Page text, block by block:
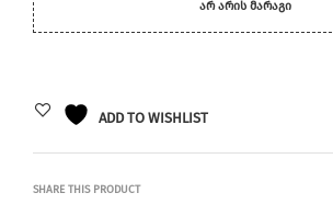
ᲐᲠ ᲐᲠᲘᲡ ᲛᲐᲠᲐᲒᲘ
ADD TO WISHLIST
SHARE THIS PRODUCT